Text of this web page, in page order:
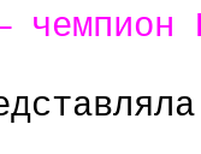
чемпион